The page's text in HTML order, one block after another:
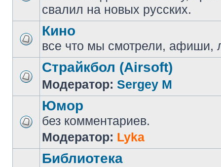
свалил на новых русских.
Кино
все что мы смотрели, афиши,
Страйкбол (Airsoft)
Модератор: Sergey M
Юмор
без комментариев.
Модератор: Lyka
Библиотека